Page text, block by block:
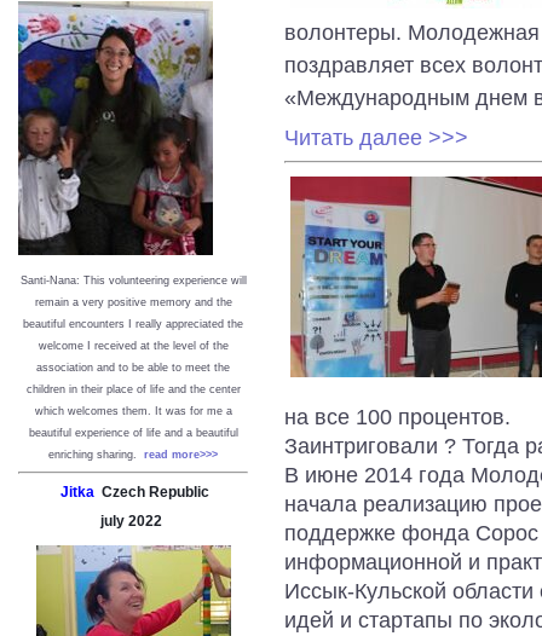
Santi-Nana: This volunteering experience will
remain a very positive memory and the
beautiful encounters I really appreciated the
welcome I received at the level of the
association and to be able to meet the
children in their place of life and the center
which welcomes them. It was for me a
beautiful experience of life and a beautiful
enriching sharing. read more>>>
Jitka Czech Republic
july 2022
волонтеры. Молодежная
поздравляет всех
«Международным днем
Читать далее >>>
на все 100 процентов.
Заинтриговали ? Тогда
В июне 2014 года
начала реализацию
поддержке фонда Сорос
информационной и
Иссык-Кульской
идей и стартапы по